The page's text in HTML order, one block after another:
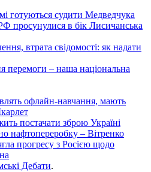
готуються судити Медведчука
просунулися в бік Лисичанська
втрата свідомості: як надати
– наша національна
офлайн-навчання, мають
постачати зброю Україні
нафтопереробку – Вітренко
прогресу з Росією щодо
Дебати.